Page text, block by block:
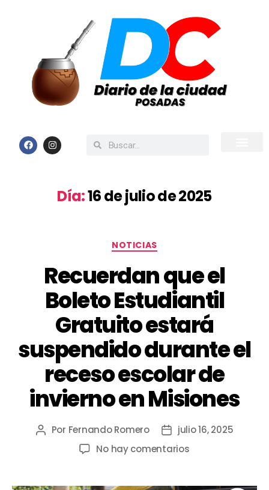
Día:16 de julio de 2025
NOTICIAS
Recuerdan que el
Boleto Estudiantil
Gratuito estará
suspendido durante el
receso escolar de
invierno en Misiones
Por Fernando Romero
julio 16, 2025
No hay comentarios